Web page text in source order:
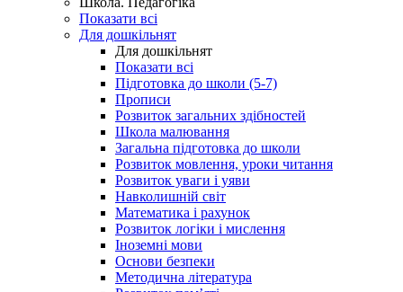
Показати всі
Для дошкільнят
Для дошкільнят
Показати всі
Підготовка до школи (5-7)
Прописи
Розвиток загальних здібностей
Школа малювання
Загальна підготовка до школи
Розвиток мовлення, уроки читання
Розвиток уваги і уяви
Навколишній світ
Математика і рахунок
Розвиток логіки і мислення
Іноземні мови
Основи безпеки
Методична література